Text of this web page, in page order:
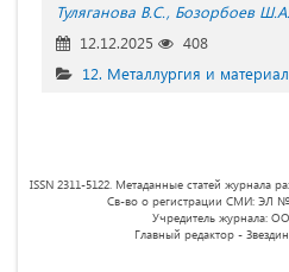
Туляганова В.С. Бозорбоев Ш.А.
12.12.2025
408
12. Металлургия и
ISSN 2311-5122. Метаданные статей журнала
Св-во о регистрации СМИ: ЭЛ №
Учредитель журнала:
Главный редактор -